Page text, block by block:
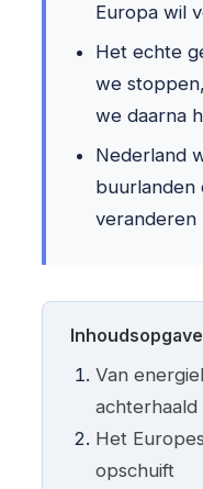
Europa wil
Het echte
we
we daarna
Nederland
buurlanden
veranderen
Inhoudsopgave
Van
Het
opschuift